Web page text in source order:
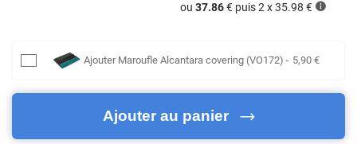
ou 37.86€ puis 2 x35.98 €
Ajouter Maroufle Alcantara covering (VO172) - 5,90 €
Ajouter au panier